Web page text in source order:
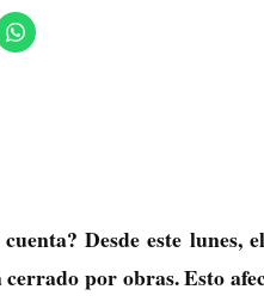
Desde este
cerrado por obras. Esto